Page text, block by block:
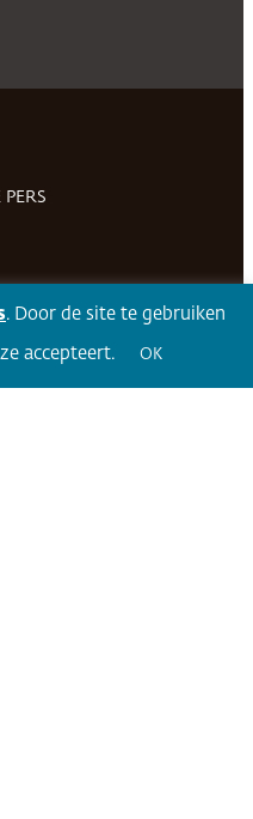
Volg 360Facebook LinkedIn Twitter
. Door de site te gebruiken
accepteert. OK